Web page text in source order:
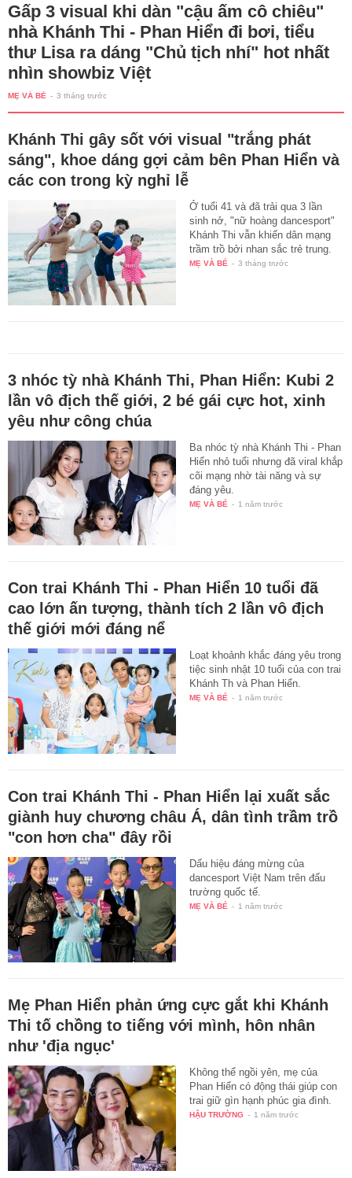
Gấp 3 visual khi dàn "cậu ấm cô chiêu"
nhà Khánh Thi - Phan Hiển đi bơi, tiểu
thư Lisa ra dáng "Chủ tịch nhí" hot nhất
nhìn showbiz Việt
MẸ VÀ BÉ - 3 tháng trước
Khánh Thi gây sốt với visual "trắng phát
sáng", khoe dáng gợi cảm bên Phan Hiển và
các con trong kỳ nghỉ lễ
Ở tuổi 41 và đã trải qua 3 lần
sinh nở, "nữ hoàng dancesport"
Khánh Thi vẫn khiến dân mạng
trầm trồ bởi nhan sắc trẻ trung.
MẸ VÀ BÉ - 3 tháng trước
3 nhóc tỳ nhà Khánh Thi, Phan Hiển: Kubi 2
lần vô địch thế giới, 2 bé gái cực hot, xinh
yêu như công chúa
Ba nhóc tỳ nhà Khánh Thi - Phan
Hiển nhỏ tuổi nhưng đã viral khắp
cõi mạng nhờ tài năng và sự
đáng yêu.
MẸ VÀ BÉ - 1 năm trước
Con trai Khánh Thi - Phan Hiển 10 tuổi đã
cao lớn ấn tượng, thành tích 2 lần vô địch
thế giới mới đáng nể
Loạt khoảnh khắc đáng yêu trong
tiệc sinh nhật 10 tuổi của con trai
Khánh Th và Phan Hiển.
MẸ VÀ BÉ - 1 năm trước
Con trai Khánh Thi - Phan Hiển lại xuất sắc
giành huy chương châu Á, dân tình trầm trồ
"con hơn cha" đây rồi
Dấu hiệu đáng mừng của
dancesport Việt Nam trên đấu
trường quốc tế.
MẸ VÀ BÉ - 1 năm trước
Mẹ Phan Hiển phản ứng cực gắt khi Khánh
Thi tố chồng to tiếng với mình, hôn nhân
như 'địa ngục'
Không thể ngồi yên, mẹ của
Phan Hiển có động thái giúp con
trai giữ gìn hạnh phúc gia đình.
HẬU TRƯỜNG - 1 năm trước